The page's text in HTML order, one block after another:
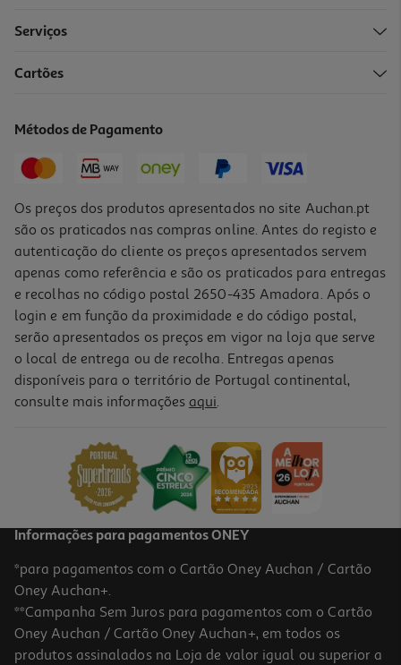
4.6
Tinteiro Hp 953 Cyan
31,99 €
Serviços
Cartões
Métodos de Pagamento
Os preços dos produtos apresentados no site Auchan.pt
são os praticados nas compras online. Antes do registo e
autenticação do cliente os preços apresentados servem
apenas como referência e são os praticados para entregas
e recolhas no código postal 2650-435 Amadora. Após o
login e em função da proximidade e do código postal,
serão apresentados os preços em vigor na loja que serve
o local de entrega ou de recolha. Entregas apenas
disponíveis para o território de Portugal continental,
consulte mais informações aqui.
Informações para pagamentos ONEY
*para pagamentos com o Cartão Oney Auchan / Cartão
Oney Auchan+.
**Campanha Sem Juros para pagamentos com o Cartão
Oney Auchan / Cartão Oney Auchan+, em todos os
produtos assinalados na Loja de valor igual ou superior a